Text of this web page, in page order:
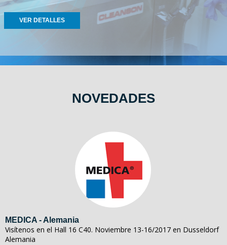
VER DETALLES
NOVEDADES
MEDICA - Alemania
Visítenos en el Hall 16 C40. Noviembre 13-16/2017 en Dusseldorf
Alemania